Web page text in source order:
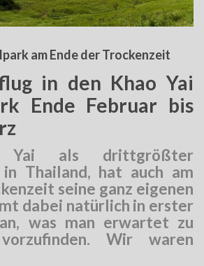
am Ende der Trockenzeit
in den Khao Yai
Ende Februar bis
Yai als drittgrößter
Thailand, hat auch am
seine ganz eigenen
dabei natürlich in erster
was man erwartet zu
Wir waren